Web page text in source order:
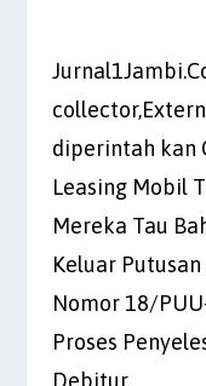
diperintah kan
Leasing Mobil
Mereka Tau
Keluar
Nomor 18/
Proses
Debitur.